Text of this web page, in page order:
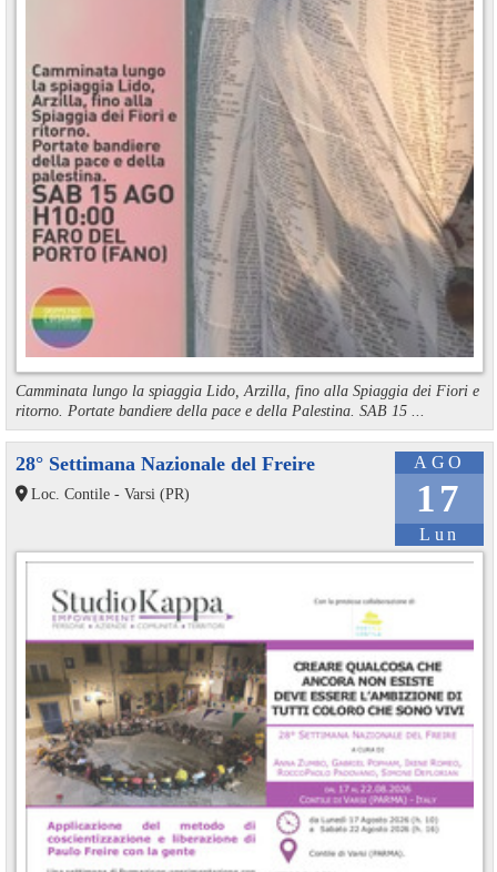
Camminata lungo la spiaggia Lido, Arzilla, fino alla Spiaggia dei Fiori e
ritorno. Portate bandiere della pace e della Palestina. SAB 15 ...
AGO
17
Lun
28° Settimana Nazionale del Freire
Loc. Contile - Varsi (PR)